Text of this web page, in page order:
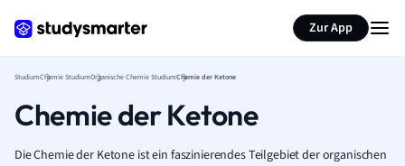
Zur App
StudiumChemie StudiumOrganische Chemie StudiumChemie der Ketone
Chemie der Ketone
Die Chemie der Ketone ist ein faszinierendes Teilgebiet der organischen